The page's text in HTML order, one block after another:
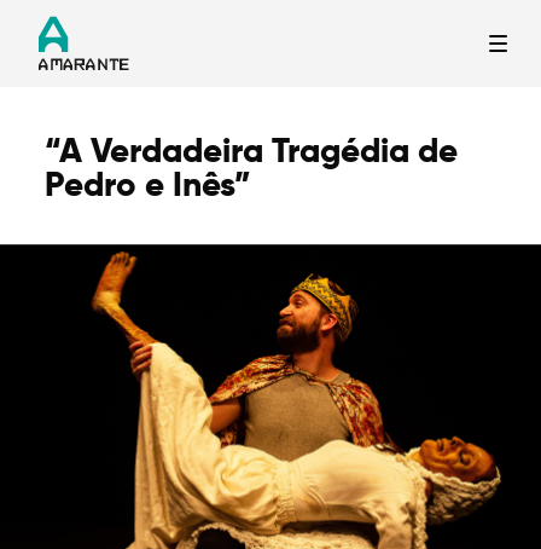
Termo de Pesquisa
Categorias gerais
“A Verdadeira Tragédia de
Pedro e Inês”